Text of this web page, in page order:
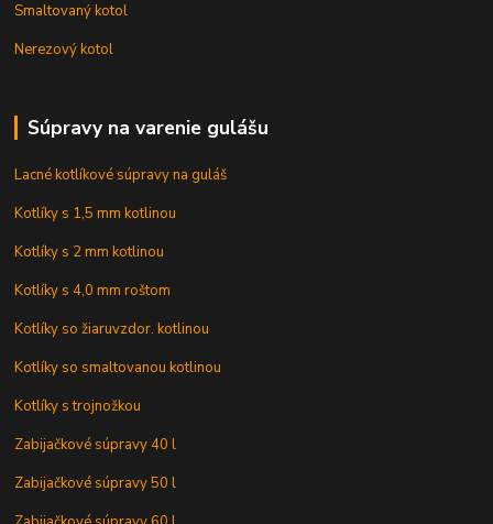
Smaltovaný kotol
Nerezový kotol
Súpravy na varenie gulášu
Lacné kotlíkové súpravy na guláš
Kotlíky s 1,5 mm kotlinou
Kotlíky s 2 mm kotlinou
Kotlíky s 4,0 mm roštom
Kotlíky so žiaruvzdor. kotlinou
Kotlíky so smaltovanou kotlinou
Kotlíky s trojnožkou
Zabijačkové súpravy 40 l
Zabijačkové súpravy 50 l